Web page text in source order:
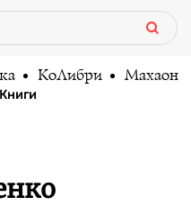
КоЛибри Махаон
Книги